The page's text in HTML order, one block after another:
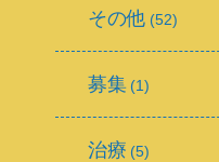
その他 (52)
募集(1)
治療 (5)